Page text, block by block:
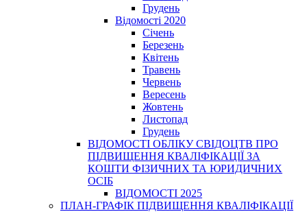
Грудень
Відомості 2020
Січень
Березень
Квітень
Травень
Червень
Вересень
Жовтень
Листопад
Грудень
ВІДОМОСТІ ОБЛІКУ СВІДОЦТВ ПРО
ПІДВИЩЕННЯ КВАЛІФІКАЦІЇ ЗА
КОШТИ ФІЗИЧНИХ ТА ЮРИДИЧНИХ
ОСІБ
ВІДОМОСТІ 2025
ПЛАН-ГРАФІК ПІДВИЩЕННЯ КВАЛІФІКАЦІЇ